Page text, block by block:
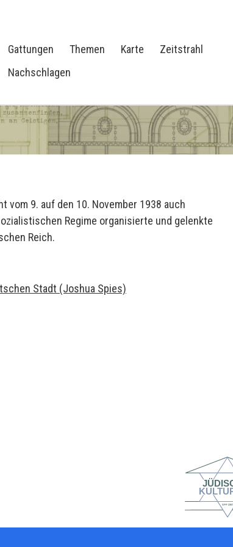
Gattungen Themen Karte
Zeitstrahl
Nachschlagen
vom 9. auf den 10. November 1938 auch
Regime organisierte und gelenkte
Reich.
Stadt (Joshua Spies)